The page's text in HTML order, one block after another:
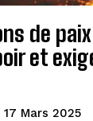
de
et
17 Mars 2025